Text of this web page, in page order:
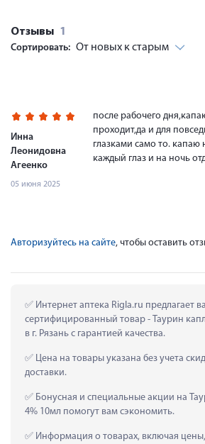
Отзывы 1
Сортировать: От новых к старым
Инна
Леонидовна
Агеенко
05 июня 2025
после рабочего
проходит,да и для
глазками само то. капаю
каждый глаз и на ночь
Авторизуйтесь на сайте, чтобы оставить
Интернет аптека Rigla.ru предлагает
сертифицированный товар - Таурин
в г. Рязань с гарантией качества.
Цена на товары указана без учета
доставки.
Бонусная и специальные акции на
4% 10мл помогут вам сэкономить.
Информация о товарах, включая